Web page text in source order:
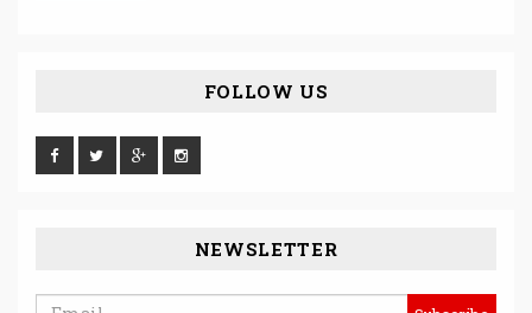
FOLLOW US
NEWSLETTER